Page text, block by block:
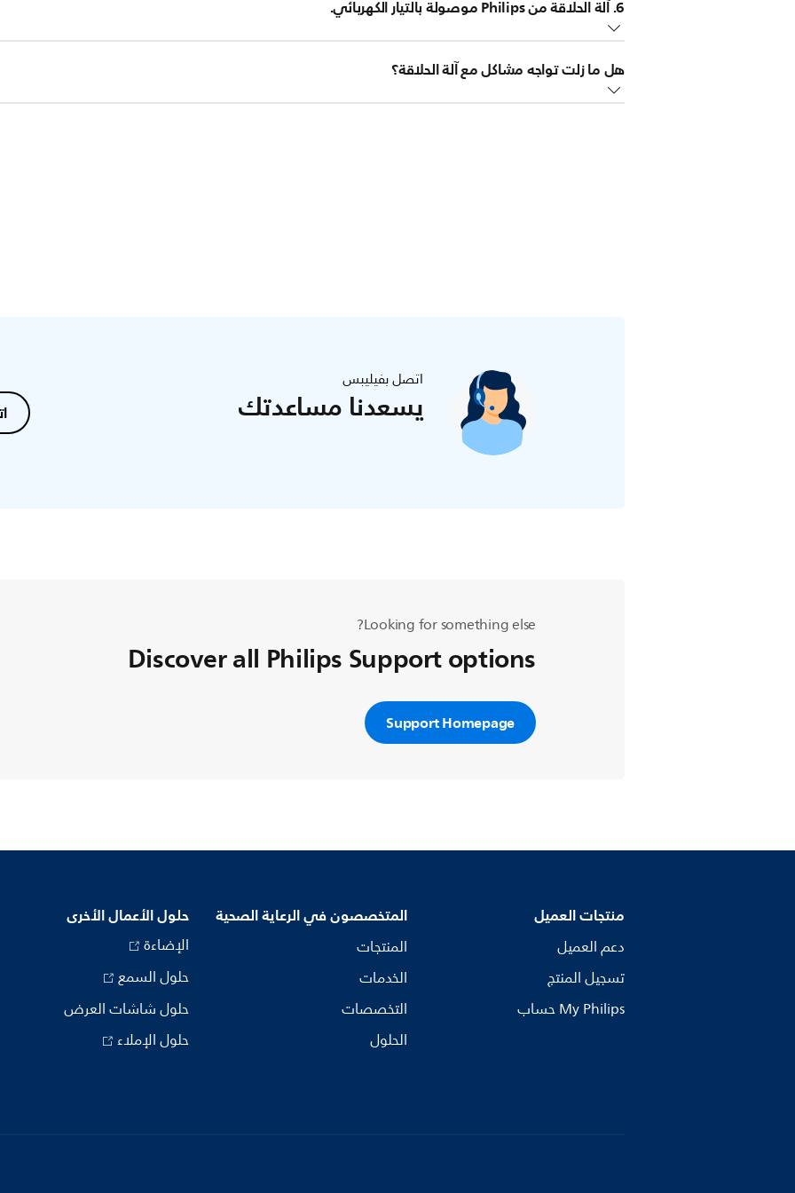
المزيد من المساعدة.
6. آلة الحلاقة من Philips موصولة بالتيار الكهربائي.
الاستحمام ولها رمز دش على المقبض. لأسباب تتعلق بالسلامة، إنها تعمل فقط عند عدم اتصالها بالتيار الكهربائي.
هل ما زلت تواجه مشاكل مع آلة الحلاقة؟
اتصل بفيليبس
يسعدنا مساعدتك
Looking for something else?
Discover all Philips Support options
Support Homepage
منتجات العميل
دعم العميل
تسجيل المنتج
My Philips حساب
المتخصصون في الرعاية الصحية
المنتجات
الخدمات
التخصصات
الحلول
حلول الأعمال الأخرى
الإضاءة
حلول السمع
حلول شاشات العرض
حلول الإملاء